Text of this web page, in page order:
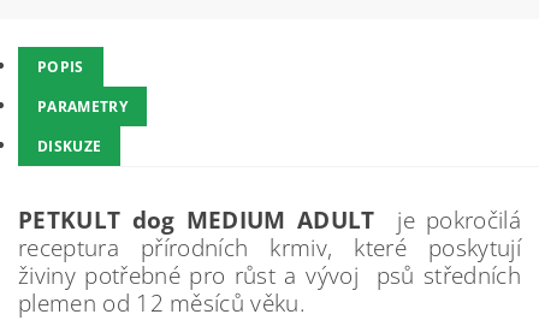
POPIS
PARAMETRY
DISKUZE
PETKULT dog MEDIUM ADULT je pokročilá
receptura přírodních krmiv, které poskytují
živiny potřebné pro růst a vývoj psů středních
plemen od 12 měsíců věku.